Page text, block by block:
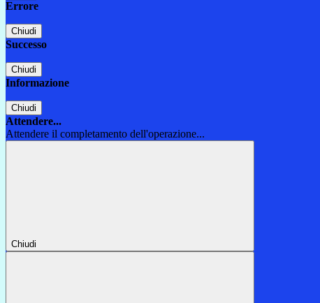
Errore
Chiudi
Successo
Chiudi
Informazione
Chiudi
Attendere...
Attendere il completamento dell'operazione...
Chiudi